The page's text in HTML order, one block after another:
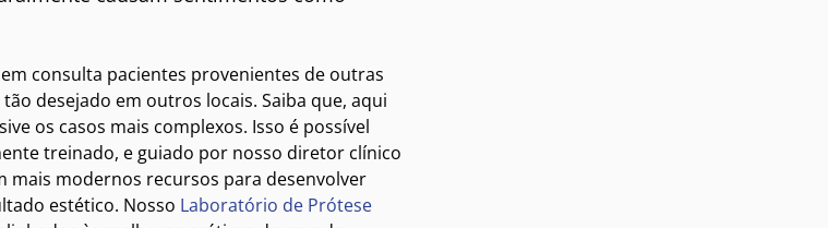
consulta pacientes provenientes de outras
desejado em outros locais. Saiba que, aqui
os casos mais complexos. Isso é possível
treinado, e guiado por nosso diretor clínico
mais modernos recursos para desenvolver
estético. Nosso Laboratório de Prótese